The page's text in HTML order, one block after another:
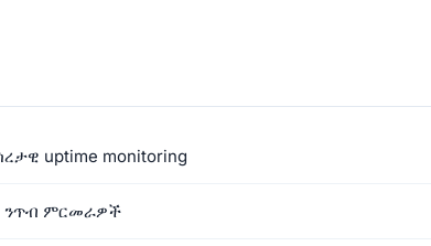
uptime monitoring
ንጥብ ምርመራዎች